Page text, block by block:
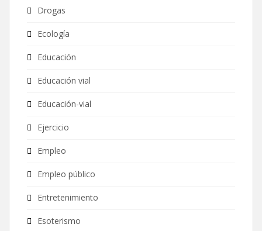
Drogas
Ecología
Educación
Educación vial
Educación-vial
Ejercicio
Empleo
Empleo público
Entretenimiento
Esoterismo